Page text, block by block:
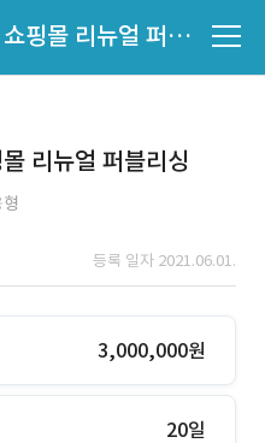
고도몰 기반 PC/MO 쇼핑몰 리뉴얼 퍼블리싱
리뉴얼 퍼블리싱
등록 일자 2021.06.01.
3,000,000원
20일